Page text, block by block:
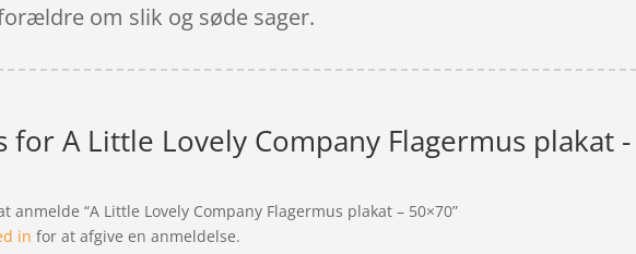
om slik og søde sager.
forA Little Lovely Company Flagermus plakat
“A Little Lovely Company Flagermus plakat – 50×70”
in for at afgive en anmeldelse.